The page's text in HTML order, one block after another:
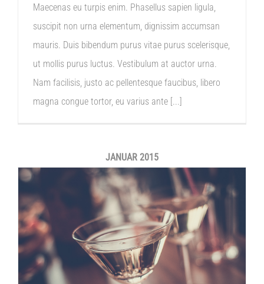
Maecenas eu turpis enim. Phasellus sapien ligula,
suscipit non urna elementum, dignissim accumsan
mauris. Duis bibendum purus vitae purus scelerisque,
ut mollis purus luctus. Vestibulum at auctor urna.
Nam facilisis, justo ac pellentesque faucibus, libero
magna congue tortor, eu varius ante [...]
JANUAR 2015